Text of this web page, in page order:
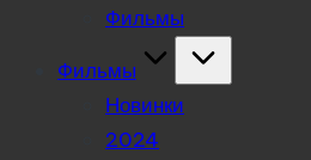
Фильмы
Фильмы
Новинки
2024